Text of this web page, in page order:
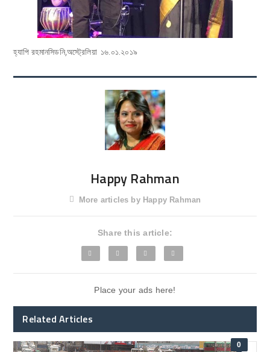
হ্যাপি রহমানসিডনি,অস্ট্রেলিয়া ১৬.০১.২০১৯
Happy Rahman
More articles by Happy Rahman
Share this article:
Place your ads here!
Related Articles
0